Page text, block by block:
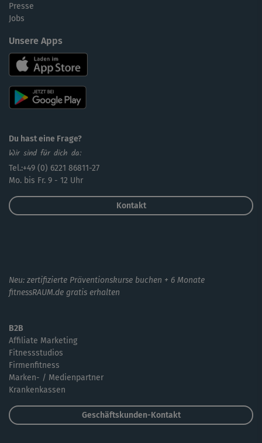
Presse
Jobs
Unsere Apps
Du hast eine Frage?
Wir sind für dich da:
Tel.:+49 (0) 6221 86811-27
Mo. bis Fr. 9 - 12 Uhr
Kontakt
Neu: zertifizierte Präventionskurse buchen + 6 Monate
fitnessRAUM.de gratis erhalten
B2B
Affiliate Marketing
Fitnessstudios
Firmenfitness
Marken- / Medienpartner
Krankenkassen
Geschäftskunden-Kontakt